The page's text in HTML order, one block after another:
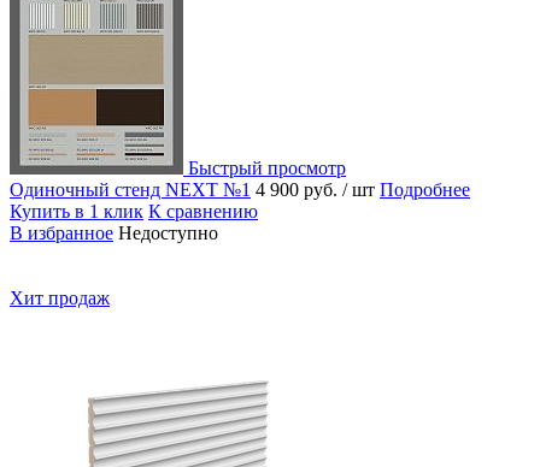
Быстрый просмотр
Одиночный стенд NEXT №1 4 900 руб. / шт Подробнее
Купить в 1 клик К сравнению
В избранное Недоступно
Хит продаж